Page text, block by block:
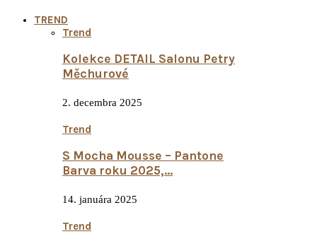
TREND
Trend
Kolekce DETAIL Salonu Petry
Měchurové
2. decembra 2025
Trend
S Mocha Mousse – Pantone
Barva roku 2025,...
14. januára 2025
Trend